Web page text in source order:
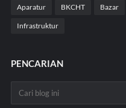
Aparatur BKCHT Bazar
Infrastruktur
PENCARIAN